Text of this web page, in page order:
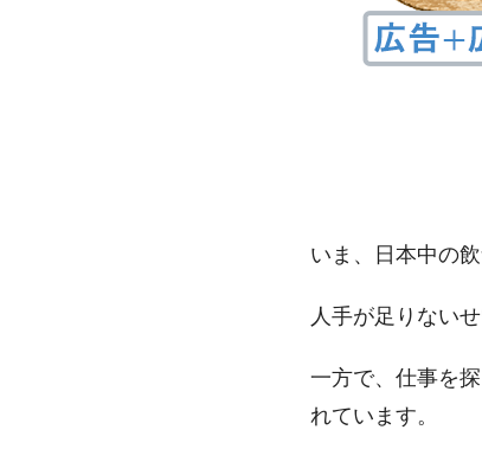
いま、日本中の
人手が足りない
一方で、仕事を
れています。